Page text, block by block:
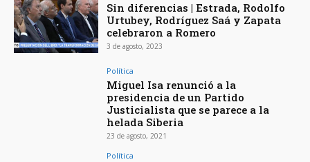
Sin diferencias | Estrada, Rodolfo
Urtubey, Rodríguez Saá y Zapata
celebraron a Romero
3 de agosto, 2023
Política
Miguel Isa renunció a la
presidencia de un Partido
Justicialista que se parece a la
helada Siberia
23 de agosto, 2021
Política